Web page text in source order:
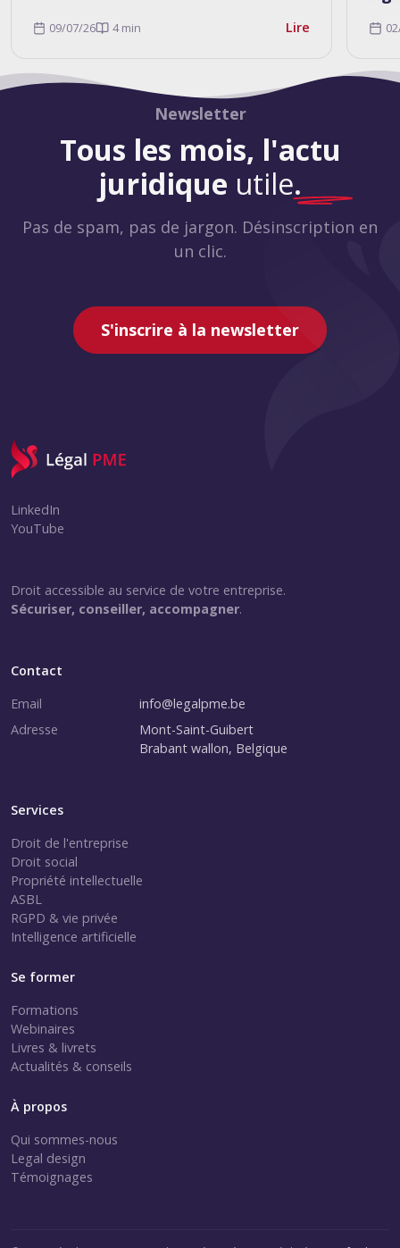
09/07/26 4 min Lire
Newsletter
Tous les mois, l'actu
juridique utile.
Pas de spam, pas de jargon. Désinscription en
un clic.
S'inscrire à la newsletter
LinkedIn
YouTube
Droit accessible au service de votre entreprise.
Sécuriser, conseiller, accompagner.
Contact
Email
info@legalpme.be
Adresse
Mont-Saint-Guibert
Brabant wallon, Belgique
Services
Droit de l'entreprise
Droit social
Propriété intellectuelle
ASBL
RGPD & vie privée
Intelligence artificielle
Se former
Formations
Webinaires
Livres & livrets
Actualités & conseils
À propos
Qui sommes-nous
Legal design
Témoignages